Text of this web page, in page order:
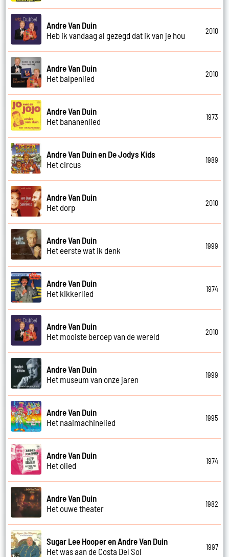
Andre Van Duin
Heb ik vandaag al gezegd dat ik van je hou
2010
Andre Van Duin
Het balpenlied
2010
Andre Van Duin
Het bananenlied
1973
Andre Van Duin en De Jodys Kids
Het circus
1989
Andre Van Duin
Het dorp
2010
Andre Van Duin
Het eerste wat ik denk
1999
Andre Van Duin
Het kikkerlied
1974
Andre Van Duin
Het mooiste beroep van de wereld
2010
Andre Van Duin
Het museum van onze jaren
1999
Andre Van Duin
Het naaimachinelied
1995
Andre Van Duin
Het olied
1974
Andre Van Duin
Het ouwe theater
1982
Sugar Lee Hooper en Andre Van Duin
Het was aan de Costa Del Sol
1997